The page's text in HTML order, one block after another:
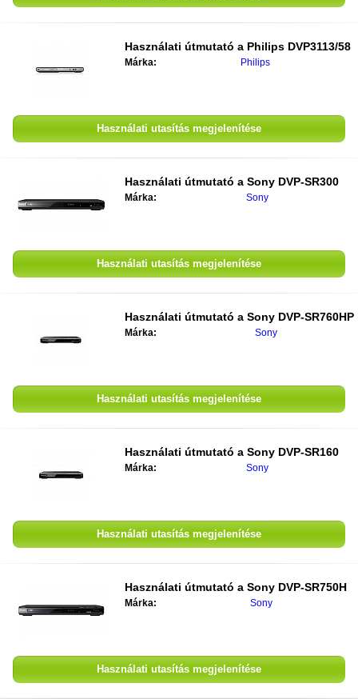
Használati útmutató a Philips DVP3113/58
Márka: Philips
Használati utasítás megjelenítése
Használati útmutató a Sony DVP-SR300
Márka: Sony
Használati utasítás megjelenítése
Használati útmutató a Sony DVP-SR760HP
Márka: Sony
Használati utasítás megjelenítése
Használati útmutató a Sony DVP-SR160
Márka: Sony
Használati utasítás megjelenítése
Használati útmutató a Sony DVP-SR750H
Márka: Sony
Használati utasítás megjelenítése